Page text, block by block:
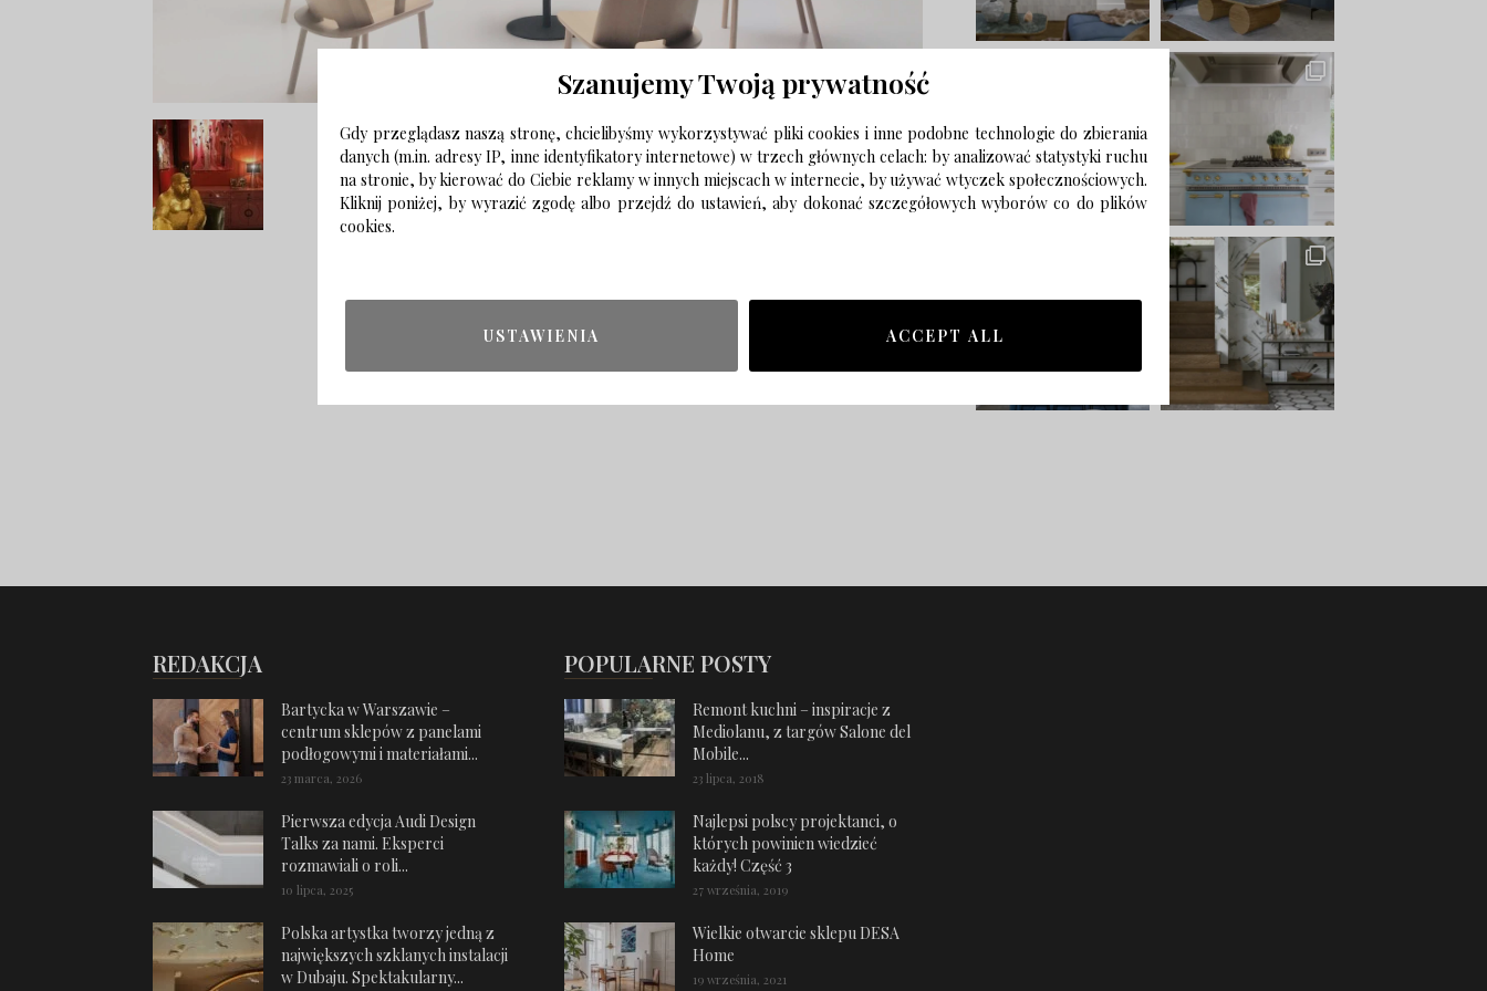
REDAKCJA
Bartycka w Warszawie –
centrum sklepów z panelami
podłogowymi i materiałami...
23 marca, 2026
Pierwsza edycja Audi Design
Talks za nami. Eksperci
rozmawiali o roli...
10 lipca, 2025
Polska artystka tworzy jedną z
największych szklanych instalacji
w Dubaju. Spektakularny...
POPULARNE POSTY
Remont kuchni – inspiracje z
Mediolanu, z targów Salone del
Mobile...
23 lipca, 2018
Najlepsi polscy projektanci, o
których powinien wiedzieć
każdy! Część 3
27 września, 2019
Wielkie otwarcie sklepu DESA
Home
19 września, 2021
Szanujemy Twoją prywatność
Gdy przeglądasz naszą stronę, chcielibyśmy wykorzystywać pliki cookies i inne podobne technologie do zbierania
danych (m.in. adresy IP, inne identyfikatory internetowe) w trzech głównych celach: by analizować statystyki ruchu
na stronie, by kierować do Ciebie reklamy w innych miejscach w internecie, by używać wtyczek społecznościowych.
Kliknij poniżej, by wyrazić zgodę albo przejdź do ustawień, aby dokonać szczegółowych wyborów co do plików
cookies.
USTAWIENIA ACCEPT ALL